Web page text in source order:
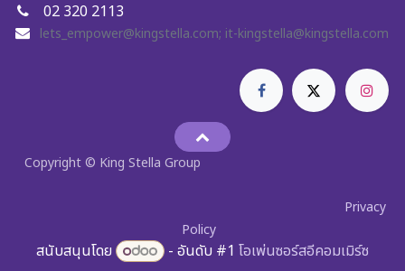
02 320 2113
lets_empower@kingstella.com; it-kingstella@kingstella.com
Copyright © King Stella Group
Privacy
Policy
สนับสนุนโดย - อันดับ #1โอเพ่นซอร์สอีคอมเมิร์ซ